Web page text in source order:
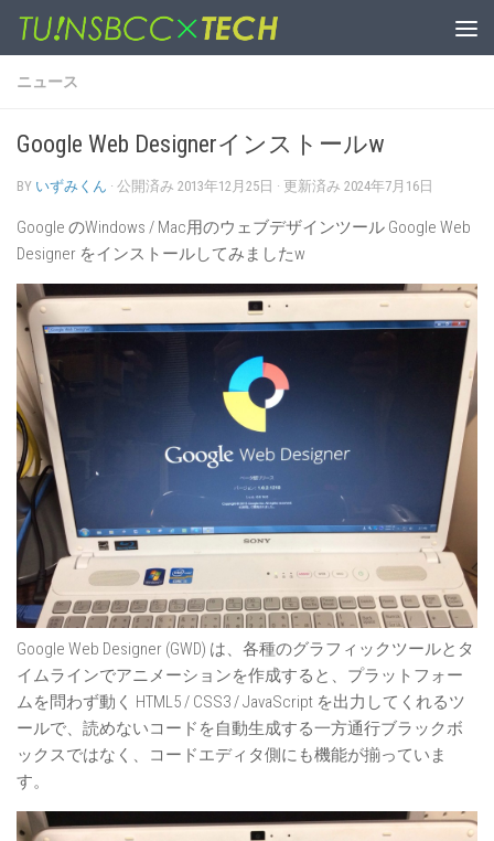
コンテンツへスキップ
ニュース
Google Web Designerインストールw
BY いずみくん · 公開済み 2013年12月25日 · 更新済み 2024年7月16日
Google のWindows / Mac用のウェブデザインツール Google Web
Designer をインストールしてみましたw
Google Web Designer (GWD) は、各種のグラフィックツールとタ
イムラインでアニメーションを作成すると、プラットフォー
ムを問わず動く HTML5 / CSS3 / JavaScript を出力してくれるツ
ールで、読めないコードを自動生成する一方通行ブラックボ
ックスではなく、コードエディタ側にも機能が揃っていま
す。